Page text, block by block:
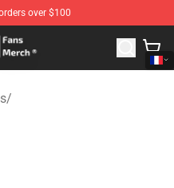
over $100
Karl Jacobs Merchandise
/